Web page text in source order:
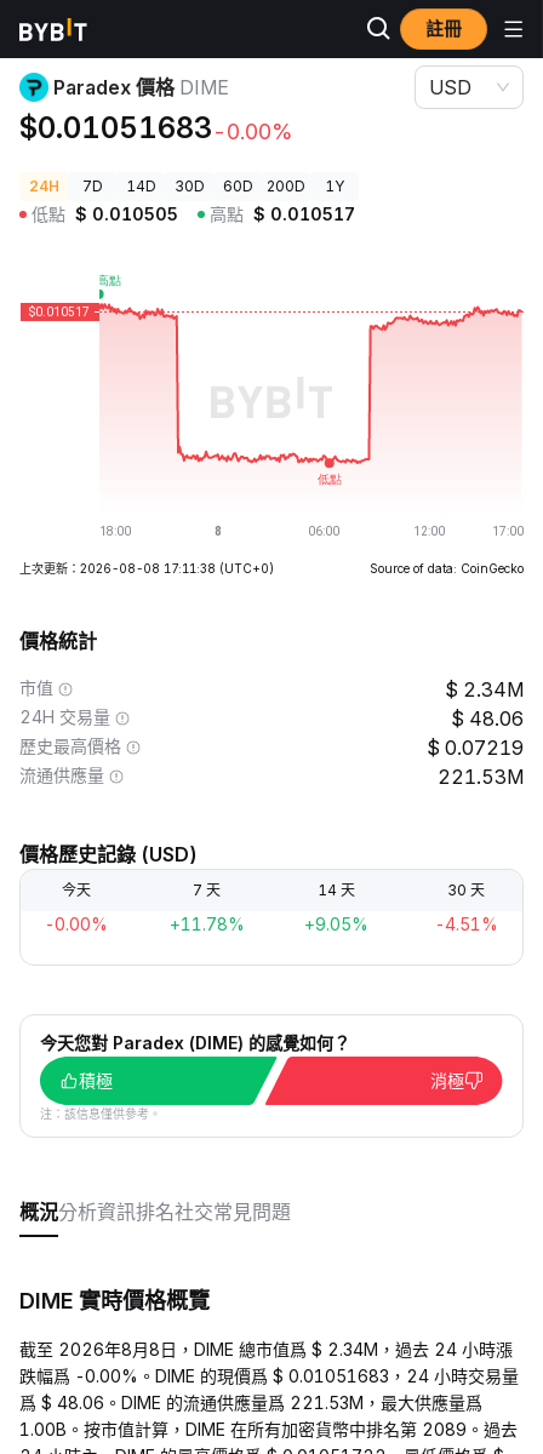
註冊
加密貨幣價格
Paradex 價格 DIME
$0.01051683-0.00%
USD
24H 7D 14D 30D 60D 200D 1Y
低點 $ 0.010505 高點 $ 0.010517
上次更新：2026-08-08 17:11:38 (UTC+0) Source of data: CoinGecko
價格統計
市值 2.34M
24H 交易量 48.06
歷史最高價格 0.07219
流通供應量 221.53M
價格歷史記錄 (USD)
今天 7 天 14 天 30 天
-0.00% +11.78% +9.05% -4.51%
今天您對 Paradex (DIME) 的感覺如何？
積極
消極
注：該信息僅供參考。
概況分析資訊排名社交常見問題
DIME 實時價格概覽
截至 2026年8月8日，DIME 總市值爲 $ 2.34M，過去 24 小時漲
跌幅爲 -0.00%。DIME 的現價爲 $ 0.01051683，24 小時交易量
爲 $ 48.06。DIME 的流通供應量爲 221.53M，最大供應量爲
1.00B。按市值計算，DIME 在所有加密貨幣中排名第 2089。過去